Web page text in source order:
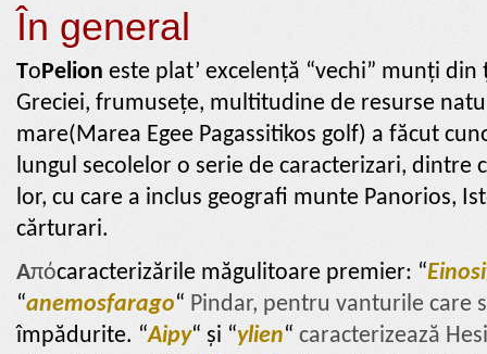
În general
TοPelion este plat’ excelență “vechi” munți
Greciei, frumusețe, multitudine de resurse
mare(Marea Egee Pagassitikos golf) a făcut
lungul secolelor o serie de caracterizari, dintre
lor, cu care a inclus geografi munte Panorios,
cărturari.
Aπόcaracterizările măgulitoare premier: “
“anemosfarago“ Pindar, pentru vanturile care
împădurite. “Aipy“ și “ylien“ caracterizează